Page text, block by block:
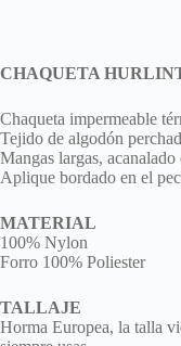
CHAQUETA
Chaqueta impermeable
Tejido de algodón
Mangas largas,
Aplique bordado en el
MATERIAL
100% Nylon
Forro 100% Poliester
TALLAJE
Horma Europea, la talla